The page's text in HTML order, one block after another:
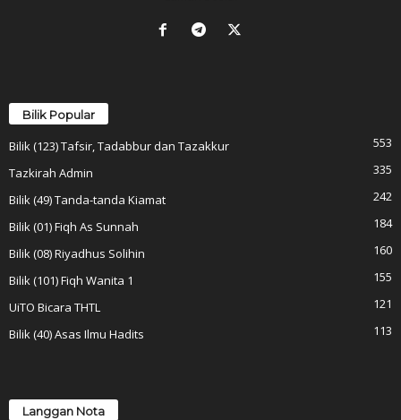
Bilik Popular
Bilik (123) Tafsir, Tadabbur dan Tazakkur
553
Tazkirah Admin
335
Bilik (49) Tanda-tanda Kiamat
242
Bilik (01) Fiqh As Sunnah
184
Bilik (08) Riyadhus Solihin
160
Bilik (101) Fiqh Wanita 1
155
UiTO Bicara THTL
121
Bilik (40) Asas Ilmu Hadits
113
Langgan Nota